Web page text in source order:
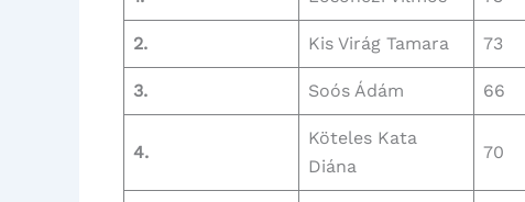
2. Kis Virág Tamara 73
3. Soós Ádám 66
4.
Köteles Kata
Diána
70